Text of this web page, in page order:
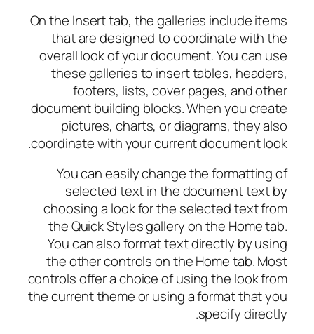
On the Insert tab, the galleries include items
that are designed to coordinate with the
overall look of your document. You can use
these galleries to insert tables, headers,
footers, lists, cover pages, and other
document building blocks. When you create
pictures, charts, or diagrams, they also
coordinate with your current document look.
You can easily change the formatting of
selected text in the document text by
choosing a look for the selected text from
the Quick Styles gallery on the Home tab.
You can also format text directly by using
the other controls on the Home tab. Most
controls offer a choice of using the look from
the current theme or using a format that you
specify directly.